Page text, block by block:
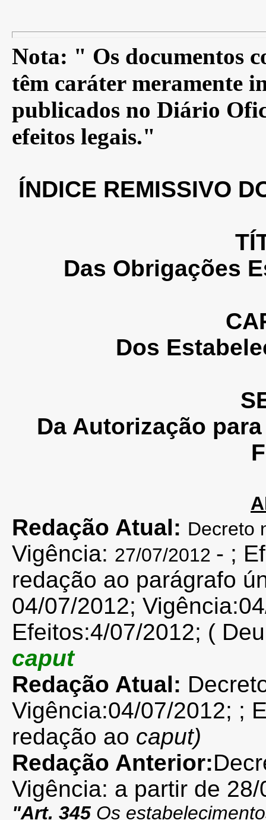
Nota: " Os documentos
têm caráter meramente
publicados no Diário
efeitos legais."
ÍNDICE REMISSIVO
Das Obrigações
Dos
Da Autorização
Redação Atual: Decreto
Vigência: 27/07/2012 - ;
redação ao parágrafo
04/07/2012;
Efeitos:4/07/2012; (
caput
Redação Atual:
Vigência:04/07/2012; ;
redação ao caput)
Redação Anterior:
Vigência: a partir de 28/
"Art. 345 Os